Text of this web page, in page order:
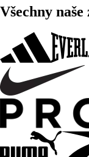
Všechny naše